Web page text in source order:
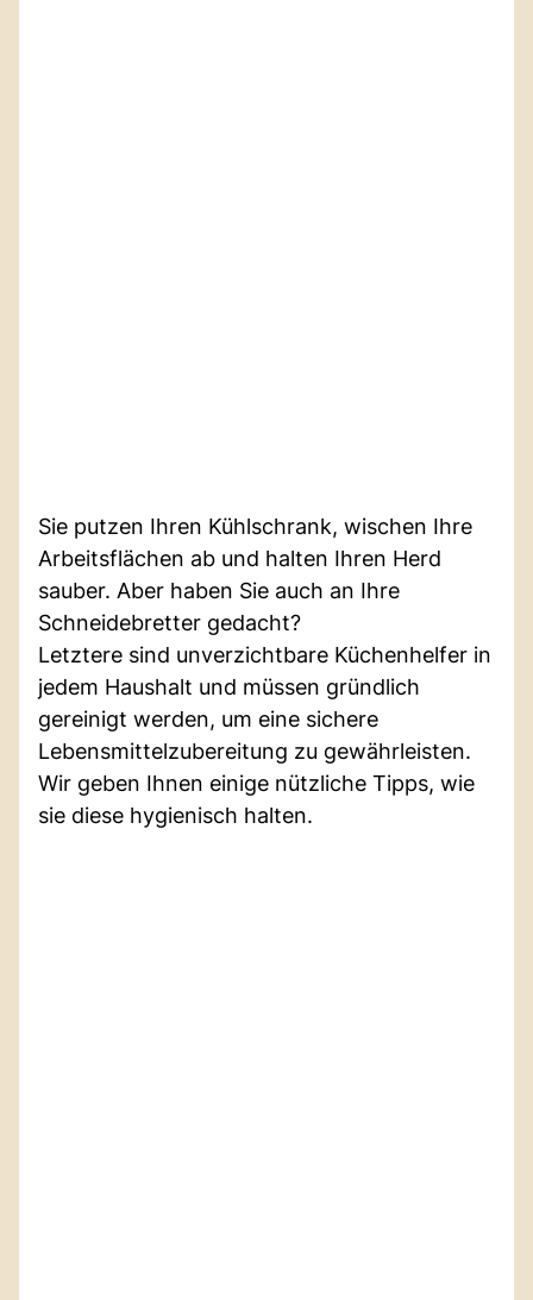
Sie putzen Ihren Kühlschrank, wischen Ihre
Arbeitsflächen ab und halten Ihren Herd
sauber. Aber haben Sie auch an Ihre
Schneidebretter gedacht?
Letztere sind unverzichtbare Küchenhelfer in
jedem Haushalt und müssen gründlich
gereinigt werden, um eine sichere
Lebensmittelzubereitung zu gewährleisten.
Wir geben Ihnen einige nützliche Tipps, wie
sie diese hygienisch halten.